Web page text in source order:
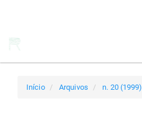
Início Arquivos n. 20 (1999)